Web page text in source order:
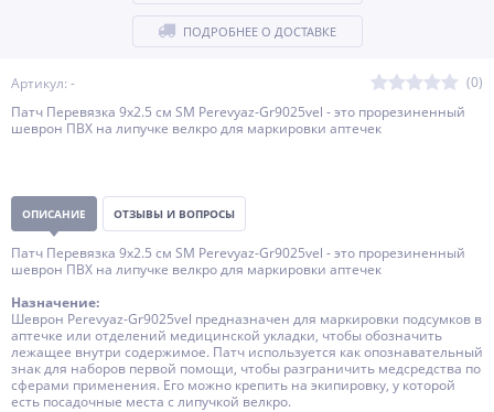
Артикул: -
(0)
Патч Перевязка 9x2.5 см SM Perevyaz-Gr9025vel - это прорезиненный
шеврон ПВХ на липучке велкро для маркировки аптечек
ПОДРОБНЕЕ О ДОСТАВКЕ
ОПИСАНИЕ ОТЗЫВЫ И ВОПРОСЫ
Патч Перевязка 9x2.5 см SM Perevyaz-Gr9025vel - это прорезиненный
шеврон ПВХ на липучке велкро для маркировки аптечек
Назначение:
Шеврон Perevyaz-Gr9025vel предназначен для маркировки подсумков в
аптечке или отделений медицинской укладки, чтобы обозначить
лежащее внутри содержимое. Патч используется как опознавательный
знак для наборов первой помощи, чтобы разграничить медсредства по
сферами применения. Его можно крепить на экипировку, у которой
есть посадочные места с липучкой велкро.